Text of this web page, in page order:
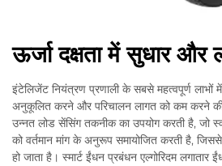
ऊर्जा दक्षता में सुधार
इंटेलिजेंट नियंत्रण प्रणाली के सबसे महत्वपूर्ण लाभों
अनुकूलित करने और परिचालन लागत को कम करने की
उन्नत लोड सेंसिंग तकनीक का उपयोग करती है,
को वर्तमान मांग के अनुरूप समायोजित करती है, जिससे
हो जाता है। स्मार्ट ईंधन प्रबंधन एल्गोरिदम